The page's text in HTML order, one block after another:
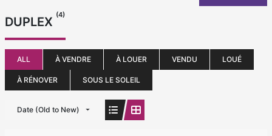
DUPLEX (4)
ALL À VENDRE À LOUER VENDU LOUÉ
À RÉNOVER SOUS LE SOLEIL
Date (Old to New)